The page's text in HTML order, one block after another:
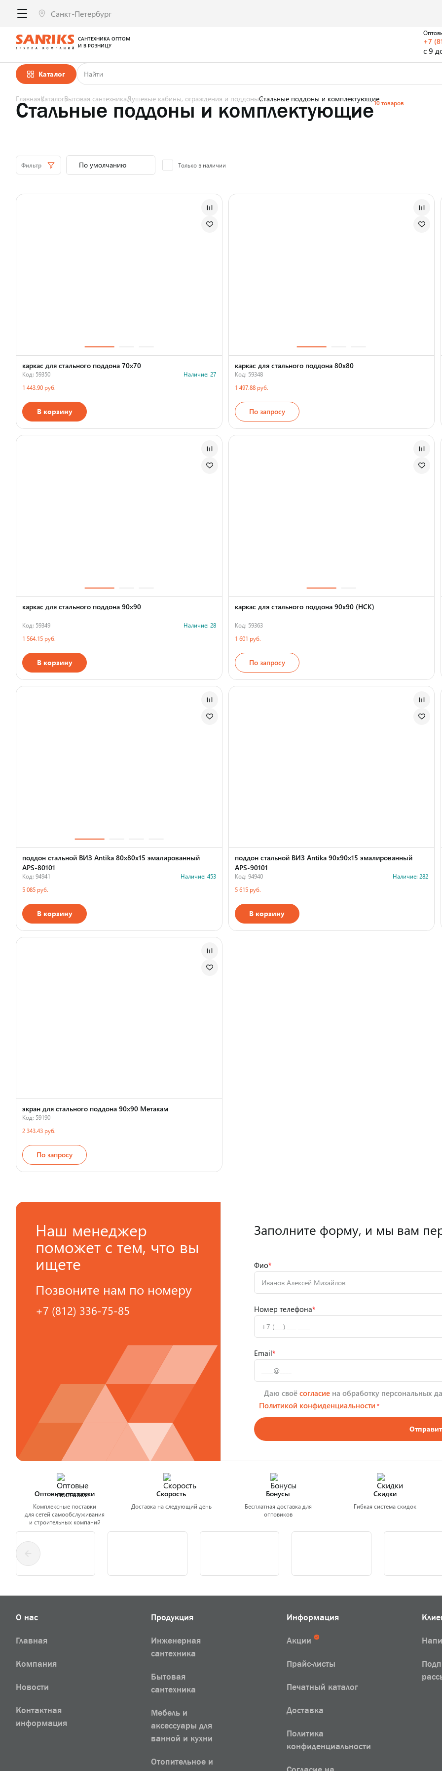
Каталог
САНТЕХНИКА ОПТОМ
И В РОЗНИЦУ
+7
с 9
ГлавнаяКаталогБытовая сантехникаДушевые кабины, ограждения и поддоныСтальные поддоны и комплектующие
Стальные поддоны и комплектующие10 товаров
Фильтр Только в наличии
каркас для стального поддона 70х70
Код: 59350
Наличие: 27
1 443.90 руб.
В корзину
каркас для стального поддона 80х80
Код: 59348
1 497.88 руб.
По запросу
каркас для стального поддона 90х90
Код: 59349
Наличие: 28
1 564.15 руб.
В корзину
каркас для стального поддона 90х90 (НСК)
Код: 59363
1 601 руб.
По запросу
поддон стальной ВИЗ Antika 80х80х15 эмалированный
APS-80101
Код: 94941
Наличие: 453
5 085 руб.
В корзину
поддон стальной ВИЗ Antika 90х90х15 эмалированный
АPS-90101
Код: 94940
Наличие: 282
5 615 руб.
В корзину
экран для стального поддона 90х90 Метакам
Код: 59190
2 343.43 руб.
По запросу
Наш менеджер
поможет с тем, что вы
ищете
Позвоните нам по номеру
+7 (812) 336-75-85
Заполните форму, и мы вам
Фио*
Номер телефона*
Email*
Даю своё согласие на обработку персональных
Политикой конфиденциальности *
Оптовые поставки
Комплексные поставки
для сетей самообслуживания
и строительных компаний
Скорость
Доставка на следующий день
Бонусы
Бесплатная доставка для
оптовиков
Скидки
Гибкая система скидок
О нас
Главная
Компания
Новости
Контактная
информация
Продукция
Инженерная
сантехника
Бытовая
сантехника
Мебель и
аксессуары для
ванной и кухни
Отопительное и
Информация
Акции
Прайс-листы
Печатный каталог
Доставка
Политика
конфиденциальности